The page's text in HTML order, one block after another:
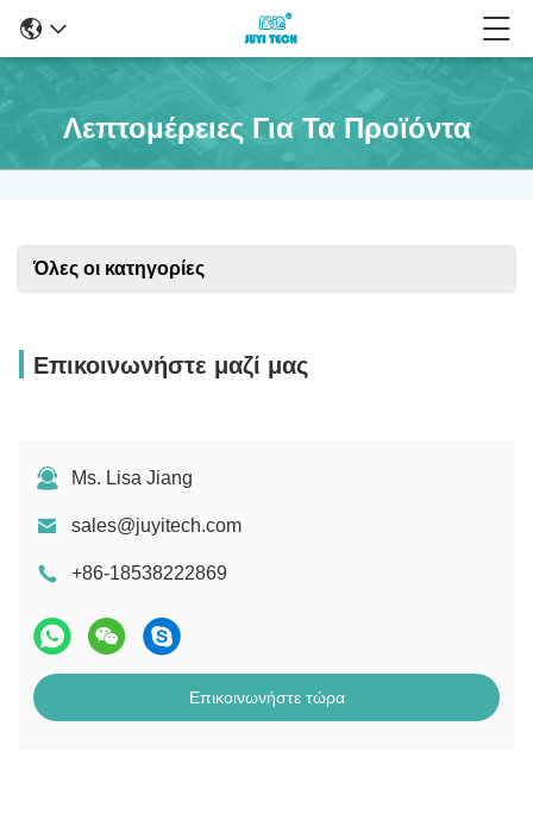
Λεπτομέρειες Για Τα Προϊόντα
Όλες οι κατηγορίες
Επικοινωνήστε μαζί μας
Ms. Lisa Jiang
sales@juyitech.com
+86-18538222869
Επικοινωνήστε τώρα